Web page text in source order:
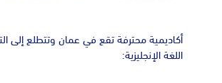
أكاديمية محترفة تقع في عمان وتتطلع
اللغة الإنجليزية: